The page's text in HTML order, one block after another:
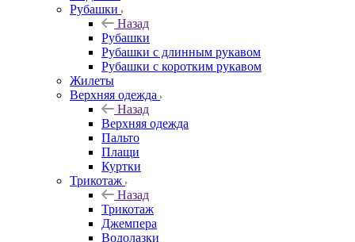
Рубашки
Назад
Рубашки
Рубашки с длинным рукавом
Рубашки с коротким рукавом
Жилеты
Верхняя одежда
Назад
Верхняя одежда
Пальто
Плащи
Куртки
Трикотаж
Назад
Трикотаж
Джемпера
Водолазки